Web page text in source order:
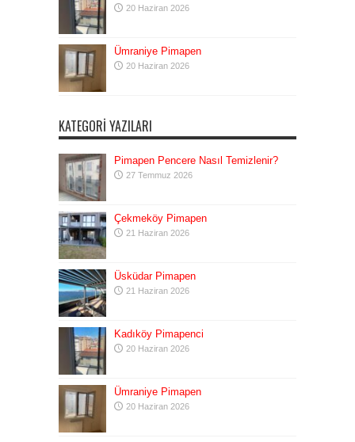
20 Haziran 2026
Ümraniye Pimapen
20 Haziran 2026
KATEGORI YAZILARI
Pimapen Pencere Nasıl Temizlenir?
27 Temmuz 2026
Çekmeköy Pimapen
21 Haziran 2026
Üsküdar Pimapen
21 Haziran 2026
Kadıköy Pimapenci
20 Haziran 2026
Ümraniye Pimapen
20 Haziran 2026